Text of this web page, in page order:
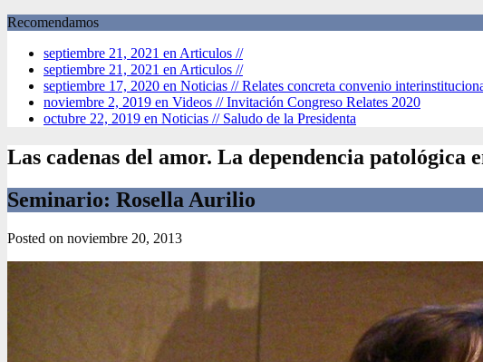
Recomendamos
septiembre 21, 2021 en Articulos //
septiembre 21, 2021 en Articulos //
septiembre 17, 2020 en Noticias //Relates concreta convenio
noviembre 2, 2019 en Videos //Invitación Congreso Relates 2020
octubre 22, 2019 en Noticias // Saludo de la Presidenta
Las cadenas del amor. La dependencia patológica
Seminario: Rosella Aurilio
Posted on noviembre 20, 2013